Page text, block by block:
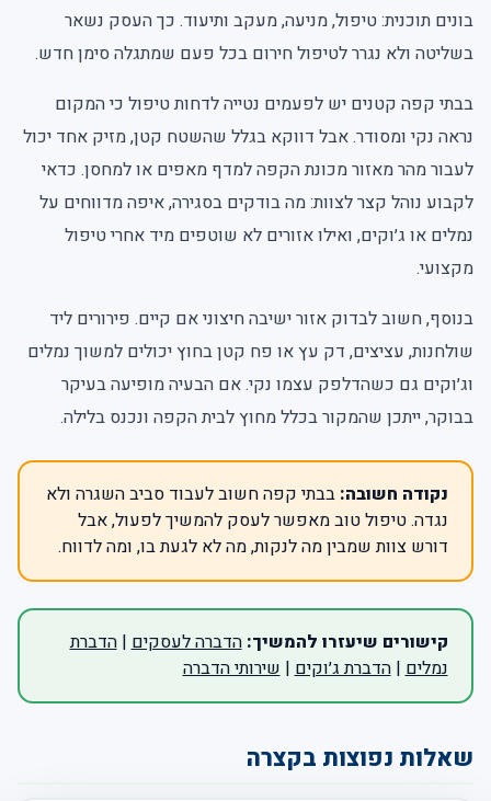
בונים תוכנית: טיפול, מניעה, מעקב ותיעוד. כך העסק נשאר
בשליטה ולא נגרר לטיפול חירום בכל פעם שמתגלה סימן חדש.
בבתי קפה קטנים יש לפעמים נטייה לדחות טיפול כי המקום
נראה נקי ומסודר. אבל דווקא בגלל שהשטח קטן, מזיק אחד יכול
לעבור מהר מאזור מכונת הקפה למדף מאפים או למחסן. כדאי
לקבוע נוהל קצר לצוות: מה בודקים בסגירה, איפה מדווחים על
נמלים או ג׳וקים, ואילו אזורים לא שוטפים מיד אחרי טיפול
מקצועי.
בנוסף, חשוב לבדוק אזור ישיבה חיצוני אם קיים. פירורים ליד
שולחנות, עציצים, דק עץ או פח קטן בחוץ יכולים למשוך נמלים
וג׳וקים גם כשהדלפק עצמו נקי. אם הבעיה מופיעה בעיקר
בבוקר, ייתכן שהמקור בכלל מחוץ לבית הקפה ונכנס בלילה.
נקודה חשובה: בבתי קפה חשוב לעבוד סביב השגרה ולא
נגדה. טיפול טוב מאפשר לעסק להמשיך לפעול, אבל
דורש צוות שמבין מה לנקות, מה לא לגעת בו, ומה לדווח.
קישורים שיעזרו להמשיך: הדברה לעסקים|הדברת
נמלים|הדברת ג׳וקים|שירותי הדברה
שאלות נפוצות בקצרה